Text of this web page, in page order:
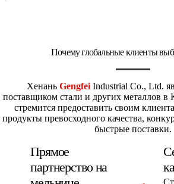
Почему глобальные клиенты
Хенань GengfeiIndustrial Co., Ltd.
поставщиком стали и других металлов
стремится предоставить своим
продукты превосходного качества,
быстрые поставки.
Прямое
партнерство на